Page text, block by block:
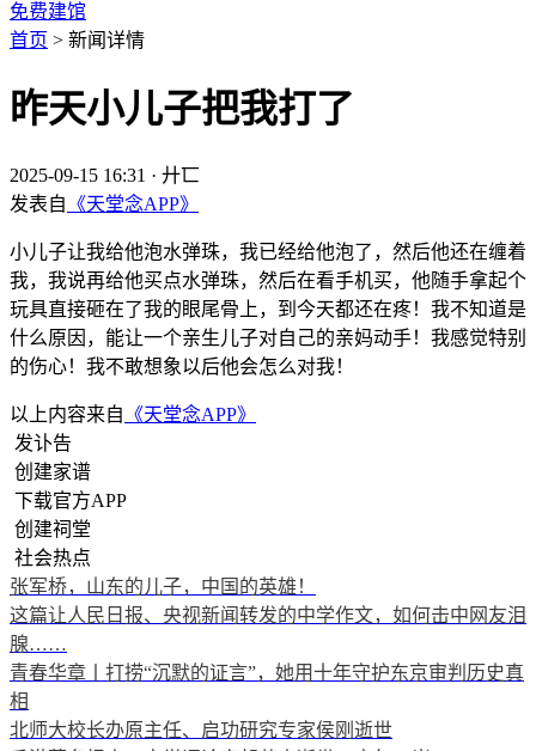
免费建馆
首页 > 新闻详情
昨天小儿子把我打了
2025-09-15 16:31 · 廾匸
发表自 《天堂念APP》
小儿子让我给他泡水弹珠，我已经给他泡了，然后他还在缠着
我，我说再给他买点水弹珠，然后在看手机买，他随手拿起个
玩具直接砸在了我的眼尾骨上，到今天都还在疼！我不知道是
什么原因，能让一个亲生儿子对自己的亲妈动手！我感觉特别
的伤心！我不敢想象以后他会怎么对我！
以上内容来自 《天堂念APP》
发讣告
创建家谱
下载官方APP
创建祠堂
社会热点
张军桥，山东的儿子，中国的英雄！
这篇让人民日报、央视新闻转发的中学作文，如何击中网友泪
腺……
青春华章丨打捞“沉默的证言”，她用十年守护东京审判历史真
相
北师大校长办原主任、启功研究专家侯刚逝世